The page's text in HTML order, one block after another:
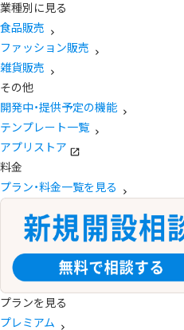
業種別に見る
食品販売
ファッション販売
雑貨販売
その他
開発中・提供予定の機能
テンプレート一覧
アプリストア
料金
プラン・料金一覧を見る
プランを見る
プレミアム